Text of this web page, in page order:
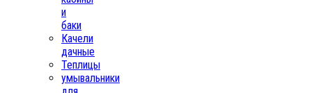
и
баки
Качели
дачные
Теплицы
умывальники